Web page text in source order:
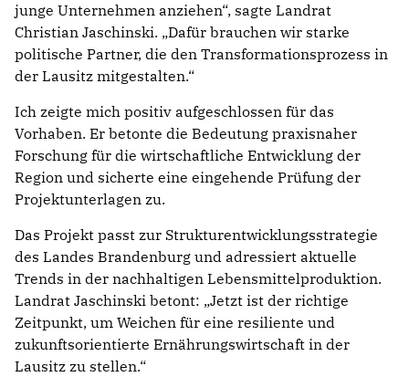
junge Unternehmen anziehen“, sagte Landrat
Christian Jaschinski. „Dafür brauchen wir starke
politische Partner, die den Transformationsprozess in
der Lausitz mitgestalten.“
Ich zeigte mich positiv aufgeschlossen für das
Vorhaben. Er betonte die Bedeutung praxisnaher
Forschung für die wirtschaftliche Entwicklung der
Region und sicherte eine eingehende Prüfung der
Projektunterlagen zu.
Das Projekt passt zur Strukturentwicklungsstrategie
des Landes Brandenburg und adressiert aktuelle
Trends in der nachhaltigen Lebensmittelproduktion.
Landrat Jaschinski betont: „Jetzt ist der richtige
Zeitpunkt, um Weichen für eine resiliente und
zukunftsorientierte Ernährungswirtschaft in der
Lausitz zu stellen.“